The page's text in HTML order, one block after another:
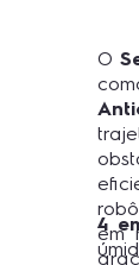
O
em
4